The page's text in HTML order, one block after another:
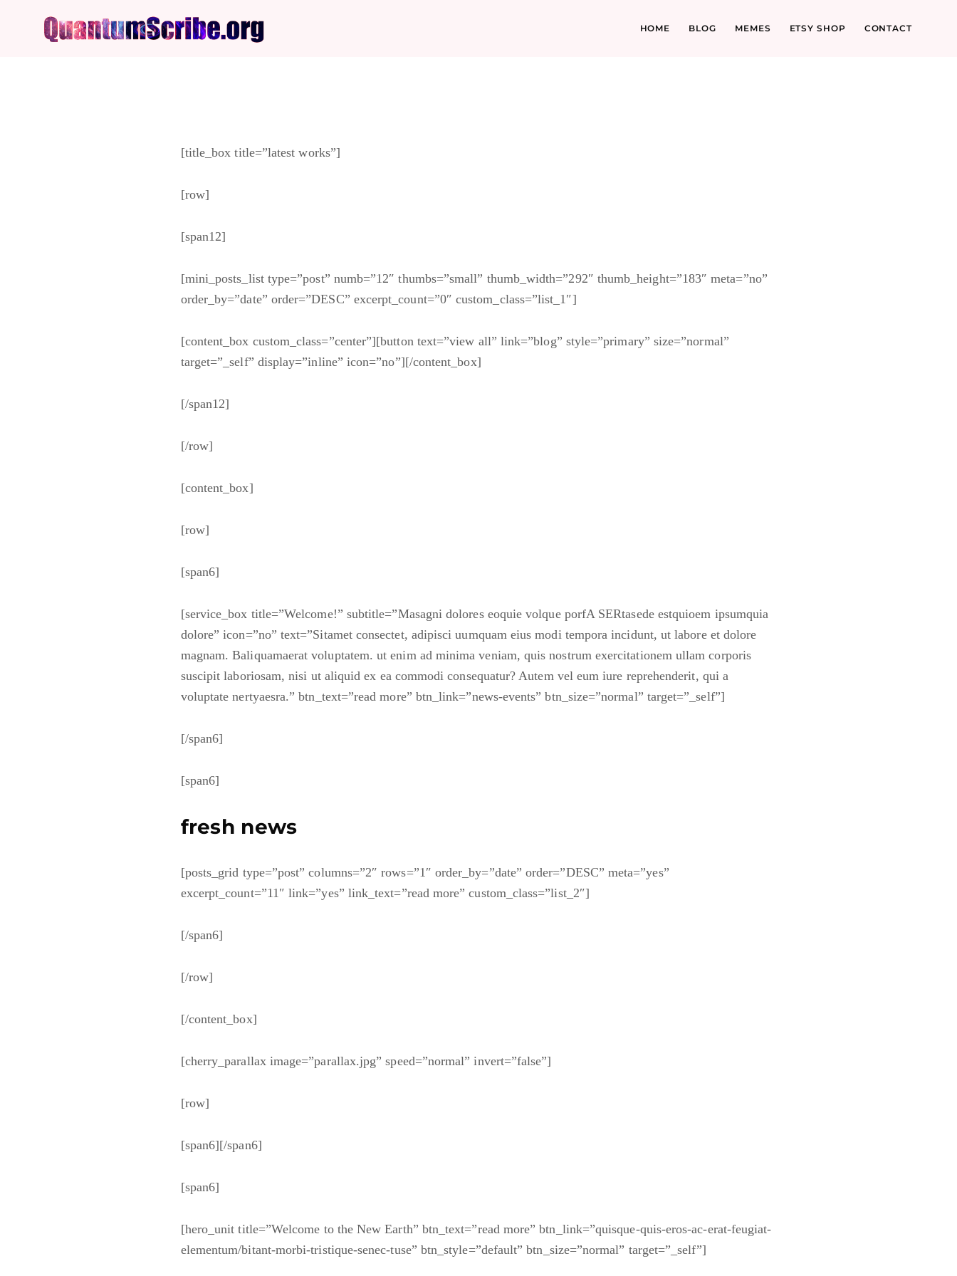
HOME BLOG MEMES ETSY SHOP CONTACT
[title_box title=”latest works”]
[row]
[span12]
[mini_posts_list type=”post” numb=”12″ thumbs=”small” thumb_width=”292″ thumb_height=”183″ meta=”no”
order_by=”date” order=”DESC” excerpt_count=”0″ custom_class=”list_1″]
[content_box custom_class=”center”][button text=”view all” link=”blog” style=”primary” size=”normal”
target=”_self” display=”inline” icon=”no”][/content_box]
[/span12]
[/row]
[content_box]
[row]
[span6]
[service_box title=”Welcome!” subtitle=”Masagni dolores eoquie volque porfA SERtasede estquioem ipsumquia
dolore” icon=”no” text=”Sitamet consectet, adipisci uumquam eius modi tempora incidunt, ut labore et dolore
magnam. Baliquamaerat voluptatem. ut enim ad minima veniam, quis nostrum exercitationem ullam corporis
suscipit laboriosam, nisi ut aliquid ex ea commodi consequatur? Autem vel eum iure reprehenderit, qui a
voluptate nertyaesra.” btn_text=”read more” btn_link=”news-events” btn_size=”normal” target=”_self”]
[/span6]
[span6]
fresh news
[posts_grid type=”post” columns=”2″ rows=”1″ order_by=”date” order=”DESC” meta=”yes”
excerpt_count=”11″ link=”yes” link_text=”read more” custom_class=”list_2″]
[/span6]
[/row]
[/content_box]
[cherry_parallax image=”parallax.jpg” speed=”normal” invert=”false”]
[row]
[span6][/span6]
[span6]
[hero_unit title=”Welcome to the New Earth” btn_text=”read more” btn_link=”quisque-quis-eros-ac-erat-feugiat-
elementum/bitant-morbi-tristique-senec-tuse” btn_style=”default” btn_size=”normal” target=”_self”]